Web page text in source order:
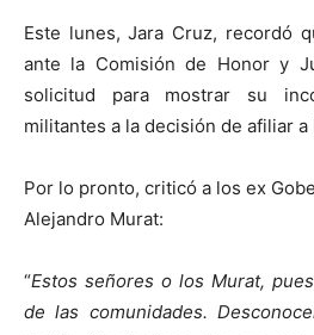
Este lunes, Jara Cruz, recordó
ante la Comisión de Honor y
solicitud para mostrar su
militantes a la decisión de afiliar a
Por lo pronto, criticó a los ex
Alejandro Murat:
“Estos señores o los Murat,
de las comunidades.